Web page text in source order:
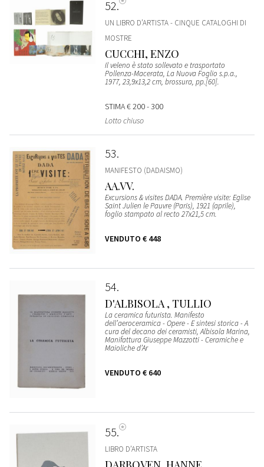
52
UN LIBRO D’ARTISTA - CINQUE CATALOGHI DI
MOSTRE
CUCCHI, ENZO
Il veleno è stato sollevato e trasportato
Pollenza-Macerata, La Nuova Foglio s.p.a.,
1977, 23,9x13,2 cm, brossura, pp.[60].
STIMA€ 200 - 300
Lotto chiuso
53
MANIFESTO (DADAISMO)
AA.VV.
Excursions & visites DADA. Première visite: Eglise
Saint Julien le Pauvre (Paris), 1921 (aprile),
foglio stampato al recto 27x21,5 cm.
VENDUTO € 448
54
D'ALBISOLA , TULLIO
La ceramica futurista. Manifesto
dell’aeroceramica - Opere - E sintesi storica - A
cura del decano dei ceramisti, Albisola Marina,
Manifattura Giuseppe Mazzotti - Ceramiche e
Maioliche d’Ar
VENDUTO € 640
55
LIBRO D’ARTISTA